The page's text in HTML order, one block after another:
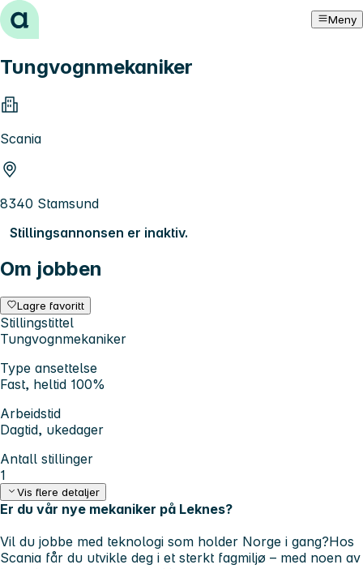
Hopp til innhold Meny
Tungvognmekaniker
Scania
8340 Stamsund
Stillingsannonsen er inaktiv.
Om jobben
Lagre favoritt
Stillingstittel
Tungvognmekaniker
Type ansettelse
Fast, heltid 100%
Arbeidstid
Dagtid, ukedager
Antall stillinger
1
Vis flere detaljer
Er du vår nye mekaniker på Leknes?
Vil du jobbe med teknologi som holder Norge i gang?Hos
Scania får du utvikle deg i et sterkt fagmiljø – med noen av